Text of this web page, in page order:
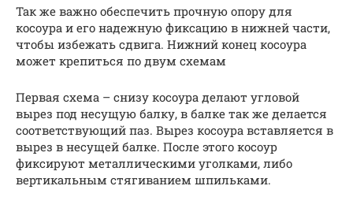
Так же важно обеспечить прочную опору для
косоура и его надежную фиксацию в нижней части,
чтобы избежать сдвига. Нижний конец косоура
может крепиться по двум схемам
Первая схема – снизу косоура делают угловой
вырез под несущую балку, в балке так же делается
соответствующий паз. Вырез косоура вставляется в
вырез в несущей балке. После этого косоур
фиксируют металлическими уголками, либо
вертикальным стягиванием шпильками.